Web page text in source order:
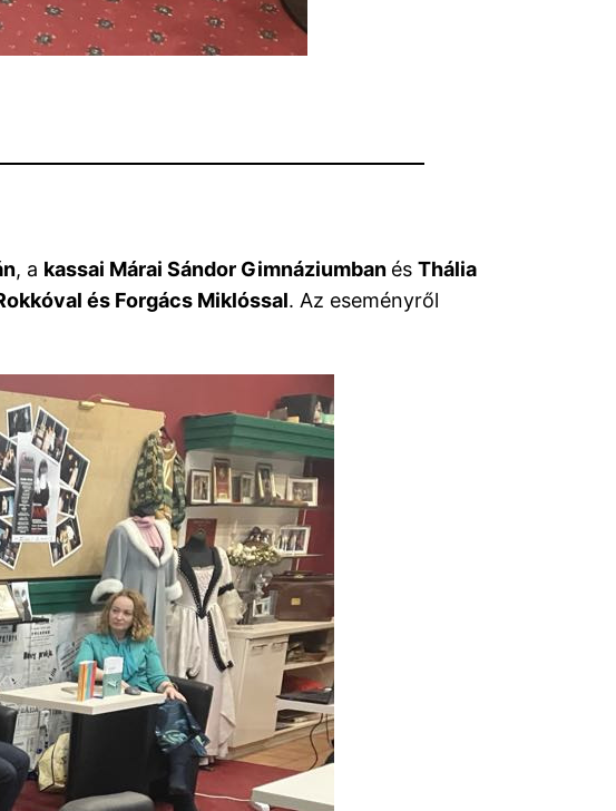
, a kassai Márai Sándor Gimnáziumban ésThália
és Forgács Miklóssal. Az eseményről